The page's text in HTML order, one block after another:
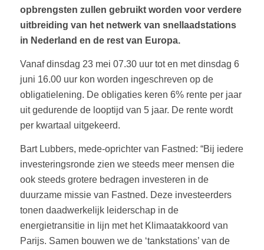
opbrengsten zullen gebruikt worden voor verdere
uitbreiding van het netwerk van snellaadstations
in Nederland en de rest van Europa.
Vanaf dinsdag 23 mei 07.30 uur tot en met dinsdag 6
juni 16.00 uur kon worden ingeschreven op de
obligatielening. De obligaties keren 6% rente per jaar
uit gedurende de looptijd van 5 jaar. De rente wordt
per kwartaal uitgekeerd.
Bart Lubbers, mede-oprichter van Fastned: “Bij iedere
investeringsronde zien we steeds meer mensen die
ook steeds grotere bedragen investeren in de
duurzame missie van Fastned. Deze investeerders
tonen daadwerkelijk leiderschap in de
energietransitie in lijn met het Klimaatakkoord van
Parijs. Samen bouwen we de ‘tankstations’ van de